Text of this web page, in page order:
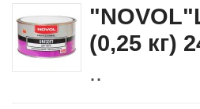
(0,25 кг)
..